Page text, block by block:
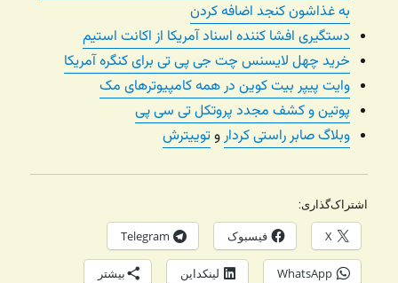
به غذاشون کنجد اضافه کردن
دستگیری افشا کننده اسناد آمریکا از اکانت استیم
خرید چهل لایسنس چت جی پی تی برای کنگره آمریکا
وایت پیپر بیت کوین در همه کامپیوترهای مک
پوتین و کشف مجدد پروتکل تی سی پی
وبلاگ صابر راستی کرداروتوییترش
اشتراک‌گذاری:
X فیسبوک Telegram
WhatsApp لینکداین بیشتر